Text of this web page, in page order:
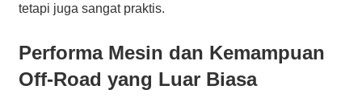
tetapi juga sangat praktis.
Performa Mesin dan Kemampuan
Off-Road yang Luar Biasa